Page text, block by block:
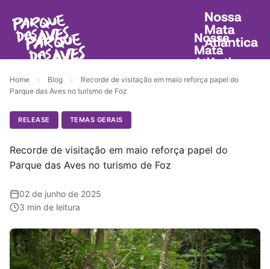
Home › Blog ›
Recorde de visitação em maio reforça papel do
Parque das Aves no turismo de Foz
RELEASE TEMAS GERAIS
Recorde de visitação em maio reforça papel do
Parque das Aves no turismo de Foz
02 de junho de 2025
3 min de leitura